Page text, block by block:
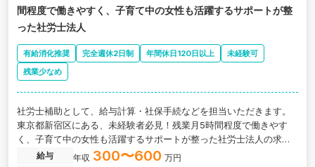
間程度で働きやすく、子育て中の女性も活躍するサポートが整
った社労士法人
有給消化推奨 完全週休2日制 年間休日120日以上
未経験可
残業少なめ
社労士補助として、給与計算・社保手続などを担当いただきます。
東京都新宿区にある、未経験者必見！残業月5時間程度で働きやす
く、子育て中の女性も活躍するサポートが整った社労士法人の求人
です。給与 年収 300〜600 万円